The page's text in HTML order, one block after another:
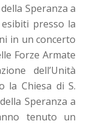
Speranza a
presso la
in un concerto
Forze Armate
dell’Unità
la Chiesa di S.
Speranza a
tenuto un